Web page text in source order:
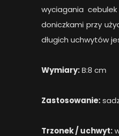
wyciagania
doniczkami przy
długich uchwytów
Wymiary:B:8 cm
Zastosowanie:
Trzonek / uchwyt: